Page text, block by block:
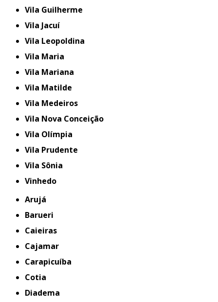
Vila Guilherme
Vila Jacuí
Vila Leopoldina
Vila Maria
Vila Mariana
Vila Matilde
Vila Medeiros
Vila Nova Conceição
Vila Olímpia
Vila Prudente
Vila Sônia
Vinhedo
Arujá
Barueri
Caieiras
Cajamar
Carapicuíba
Cotia
Diadema